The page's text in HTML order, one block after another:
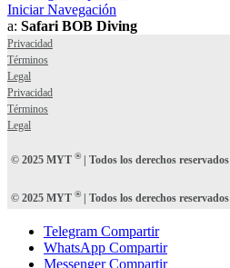
Iniciar Navegación
a: Safari BOB Diving
Privacidad
Términos
Legal
Privacidad
Términos
Legal
© 2025 MYT ®| Todos los derechos reservados
© 2025 MYT ®| Todos los derechos reservados
Telegram Compartir
WhatsApp Compartir
Messenger Compartir